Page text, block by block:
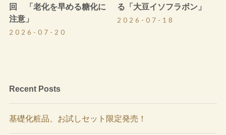
回 「老化を早める糖化に
注意」
2026-07-20
る「大豆イソフラボン」
2026-07-18
Recent Posts
基礎化粧品、お試しセット限定発売！